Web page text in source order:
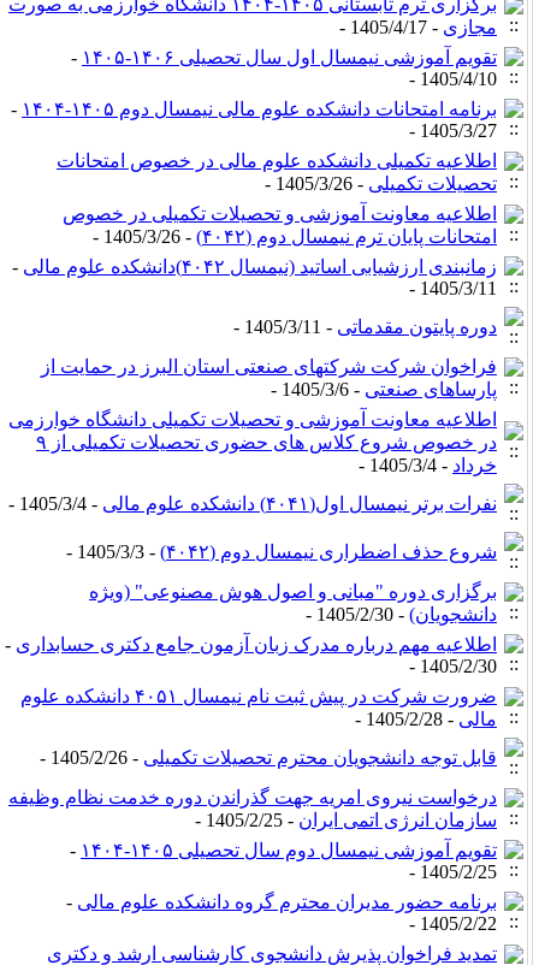
برگزاری ترم تابستانی ۱۴۰۵-۱۴۰۴ دانشگاه خوارزمی به صورت
مجازی- 1405/4/17 -
تقویم آموزشی نیمسال اول سال تحصیلی ۱۴۰۶-۱۴۰۵
-
1405/4/10 -
برنامه امتحانات دانشکده علوم مالی نیمسال دوم ۱۴۰۵-۱۴۰۴
-
1405/3/27 -
اطلاعیه تکمیلی دانشکده علوم مالی در خصوص امتحانات
تحصیلات تکمیلی- 1405/3/26 -
اطلاعیه معاونت آموزشی و تحصیلات تکمیلی در خصوص
امتحانات پایان ترم نیمسال دوم (۴۰۴۲)
- 1405/3/26 -
زمانبندی ارزشیابی اساتید (نیمسال ۴۰۴۲)دانشکده علوم مالی
-
1405/3/11 -
دوره پایتون مقدماتی- 1405/3/11 -
فراخوان شرکت شرکتهای صنعتی استان البرز در حمایت از
پارساهای صنعتی- 1405/3/6 -
اطلاعیه معاونت آموزشی و تحصیلات تکمیلی دانشگاه خوارزمی
در خصوص شروع کلاس های حضوری تحصیلات تکمیلی از ۹
خرداد - 1405/3/4 -
نفرات برتر نیمسال اول(۴۰۴۱) دانشکده علوم مالی
- 1405/3/4 -
شروع حذف اضطراری نیمسال دوم (۴۰۴۲)
- 1405/3/3 -
برگزاری دوره "مبانی و اصول هوش مصنوعی" (ویژه
دانشجویان)- 1405/2/30 -
اطلاعیه مهم درباره مدرک زبان آزمون جامع دکتری حسابداری-
1405/2/30 -
ضرورت شرکت در پیش ثبت نام نیمسال ۴۰۵۱ دانشکده علوم
مالی- 1405/2/28 -
قابل توجه دانشجویان محترم تحصیلات تکمیلی- 1405/2/26 -
درخواست نیروی امریه جهت گذراندن دوره خدمت نظام وظیفه
سازمان انرژی اتمی ایران- 1405/2/25 -
تقویم آموزشی نیمسال دوم سال تحصیلی ۱۴۰۵-۱۴۰۴
-
1405/2/25 -
برنامه حضور مدیران محترم گروه دانشکده علوم مالی-
1405/2/22 -
تمدید فراخوان پذیرش دانشجوی کارشناسی ارشد و دکتری